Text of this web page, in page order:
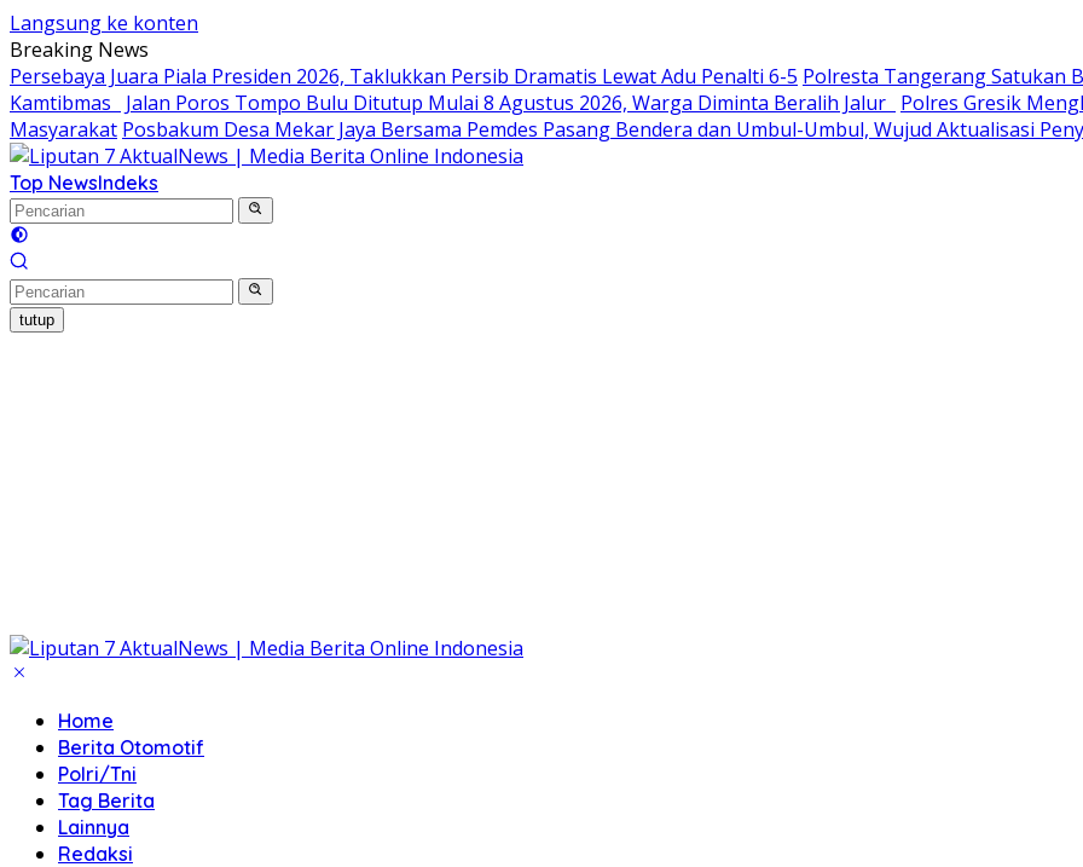
Langsung ke konten
Breaking News
Persebaya Juara Piala Presiden 2026, Taklukkan Persib Dramatis Lewat Adu Penalti 6-5 Polresta Tangerang Satukan
Kamtibmas
Jalan Poros Tompo Bulu Ditutup Mulai 8 Agustus 2026, Warga Diminta Beralih Jalur Polres Gresik
Masyarakat Posbakum Desa Mekar Jaya Bersama Pemdes Pasang Bendera dan Umbul-Umbul, Wujud Aktualisasi
Top NewsIndeks
tutup
Home
Berita Otomotif
Polri/Tni
Tag Berita
Lainnya
Redaksi